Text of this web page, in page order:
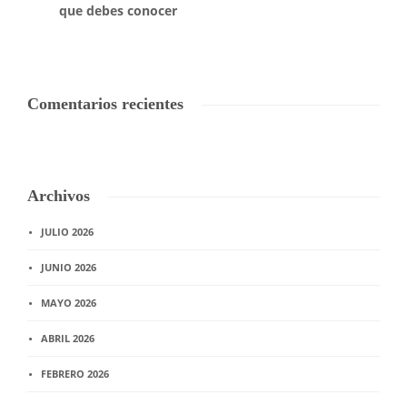
que debes conocer
Comentarios recientes
Archivos
JULIO 2026
JUNIO 2026
MAYO 2026
ABRIL 2026
FEBRERO 2026